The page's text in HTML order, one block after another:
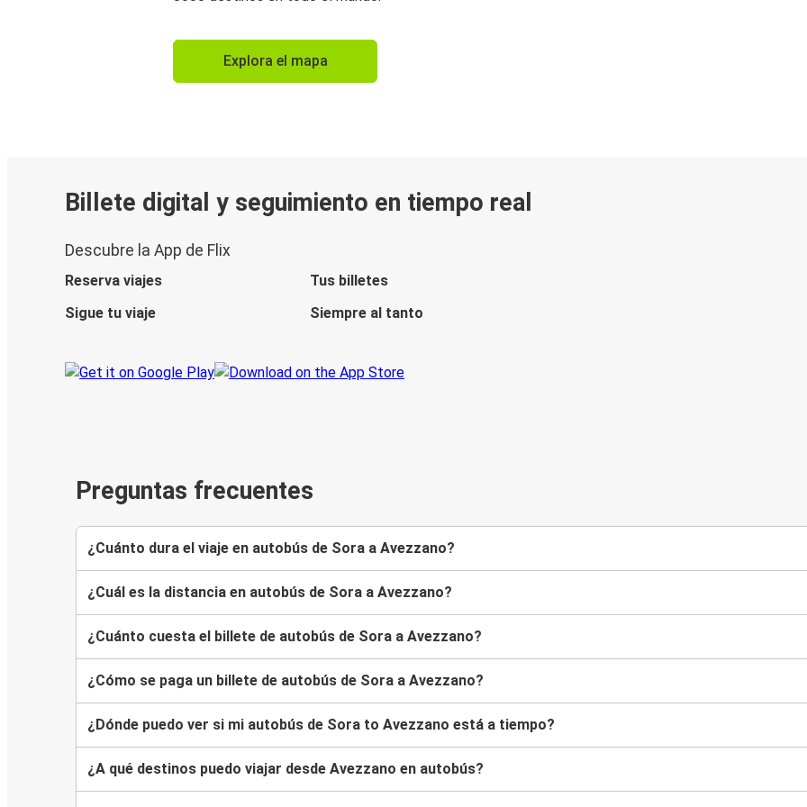
Explora el mapa
Billete digital y seguimiento en tiempo real
Descubre la App de Flix
Reserva viajes
Tus billetes
Sigue tu viaje
Siempre al tanto
Preguntas frecuentes
¿Cuánto dura el viaje en autobús de Sora a Avezzano?
¿Cuál es la distancia en autobús de Sora a Avezzano?
¿Cuánto cuesta el billete de autobús de Sora a Avezzano?
¿Cómo se paga un billete de autobús de Sora a Avezzano?
¿Dónde puedo ver si mi autobús de Sora to Avezzano está a tiempo?
¿A qué destinos puedo viajar desde Avezzano en autobús?